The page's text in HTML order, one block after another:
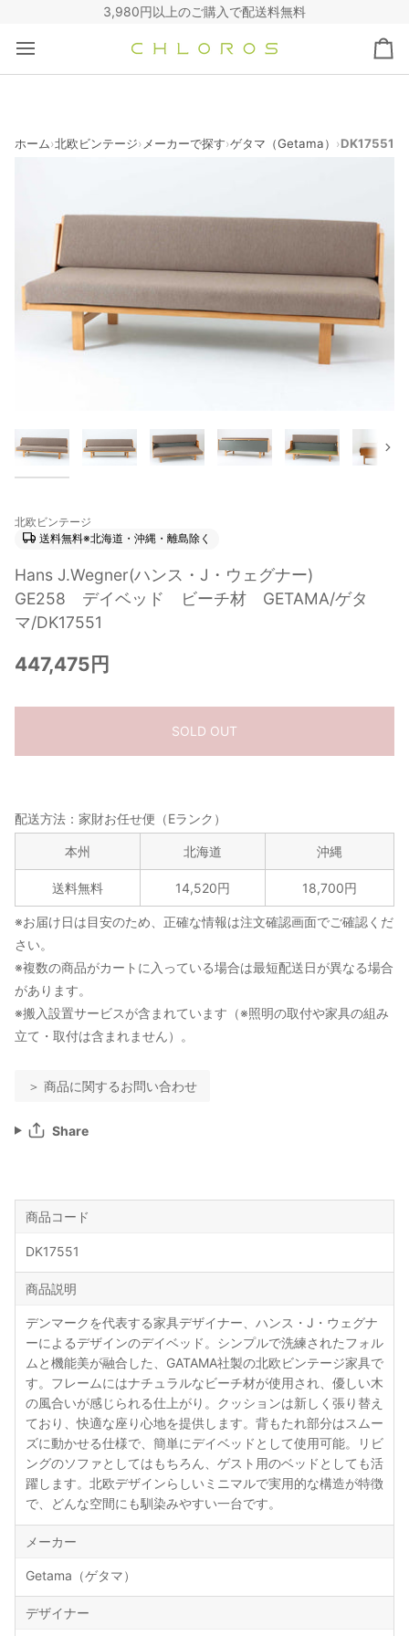
3,980円以上のご購入で配送料無料
カ
ー
ホーム›北欧ビンテージ› メーカーで探す›ゲタマ（Getama） ›DK17551
次
北欧ビンテージ
送料無料※北海道・沖縄・離島除く
Hans J.Wegner(ハンス・J・ウェグナー)
GE258 デイベッド ビーチ材 GETAMA/ゲタ
マ/DK17551
447,475円
SOLD OUT
配送方法：家財お任せ便（Eランク）
本州 北海道 沖縄
送料無料 14,520円 18,700円
※お届け日は目安のため、正確な情報は注文確認画面でご確認くだ
さい。
※複数の商品がカートに入っている場合は最短配送日が異なる場合
があります。
※搬入設置サービスが含まれています（※照明の取付や家具の組み
立て・取付は含まれません）。
＞ 商品に関するお問い合わせ
Share
商品コード
DK17551
商品説明
デンマークを代表する家具デザイナー、ハンス・J・ウェグナ
ーによるデザインのデイベッド。シンプルで洗練されたフォル
ムと機能美が融合した、GATAMA社製の北欧ビンテージ家具で
す。フレームにはナチュラルなビーチ材が使用され、優しい木
の風合いが感じられる仕上がり。クッションは新しく張り替え
ており、快適な座り心地を提供します。背もたれ部分はスムー
ズに動かせる仕様で、簡単にデイベッドとして使用可能。リビ
ングのソファとしてはもちろん、ゲスト用のベッドとしても活
躍します。北欧デザインらしいミニマルで実用的な構造が特徴
で、どんな空間にも馴染みやすい一台です。
メーカー
Getama（ゲタマ）
デザイナー